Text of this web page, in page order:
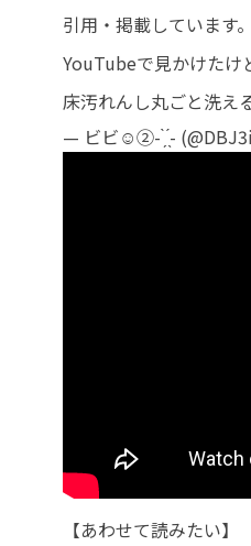
引用・掲載しています。
YouTubeで見かけたけ
床汚れんし丸ごと洗え
— ビビ☺︎②- ̗̀ ̖́-
【あわせて読みたい】